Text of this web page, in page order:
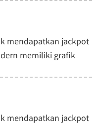
mendapatkan jackpot
memiliki grafik
mendapatkan jackpot